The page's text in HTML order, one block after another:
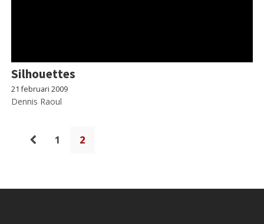
Silhouettes
21 februari 2009
Dennis Raoul
1 2